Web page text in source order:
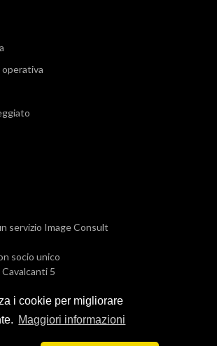
i cookie per migliorare
Maggiori informazioni
operativa
servizio Image Consult
socio unico
5
Milano Monza Brianza